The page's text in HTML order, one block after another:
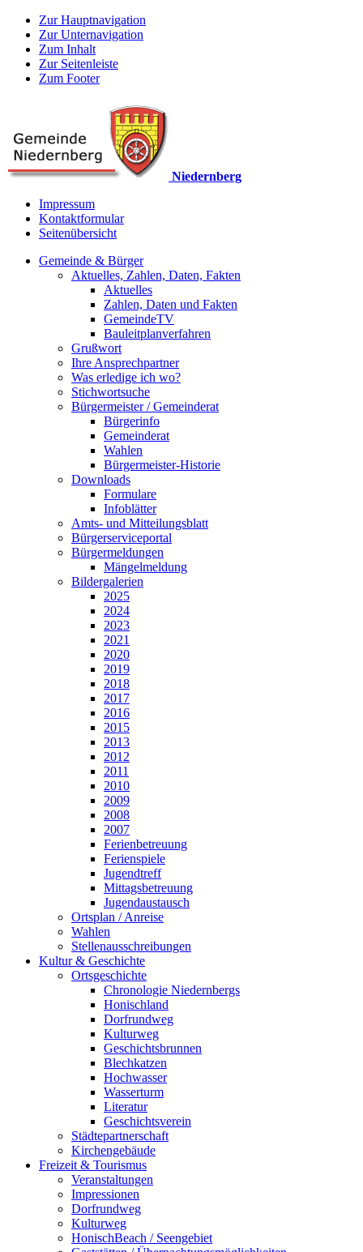
Zur Hauptnavigation
Zur Unternavigation
Zum Inhalt
Zur Seitenleiste
Zum Footer
Niedernberg
Impressum
Kontaktformular
Seitenübersicht
Gemeinde & Bürger
Aktuelles, Zahlen, Daten, Fakten
Aktuelles
Zahlen, Daten und Fakten
GemeindeTV
Bauleitplanverfahren
Grußwort
Ihre Ansprechpartner
Was erledige ich wo?
Stichwortsuche
Bürgermeister / Gemeinderat
Bürgerinfo
Gemeinderat
Wahlen
Bürgermeister-Historie
Downloads
Formulare
Infoblätter
Amts- und Mitteilungsblatt
Bürgerserviceportal
Bürgermeldungen
Mängelmeldung
Bildergalerien
2025
2024
2023
2021
2020
2019
2018
2017
2016
2015
2013
2012
2011
2010
2009
2008
2007
Ferienbetreuung
Ferienspiele
Jugendtreff
Mittagsbetreuung
Jugendaustausch
Ortsplan / Anreise
Wahlen
Stellenausschreibungen
Kultur & Geschichte
Ortsgeschichte
Chronologie Niedernbergs
Honischland
Dorfrundweg
Kulturweg
Geschichtsbrunnen
Blechkatzen
Hochwasser
Wasserturm
Literatur
Geschichtsverein
Städtepartnerschaft
Kirchengebäude
Freizeit & Tourismus
Veranstaltungen
Impressionen
Dorfrundweg
Kulturweg
HonischBeach / Seengebiet